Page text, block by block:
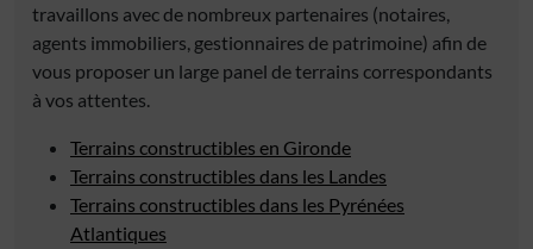
travaillons avec de nombreux partenaires (notaires,
agents immobiliers, gestionnaires de patrimoine) afin de
vous proposer un large panel de terrains correspondants
à vos attentes.
Terrains constructibles en Gironde
Terrains constructibles dans les Landes
Terrains constructibles dans les Pyrénées
Atlantiques